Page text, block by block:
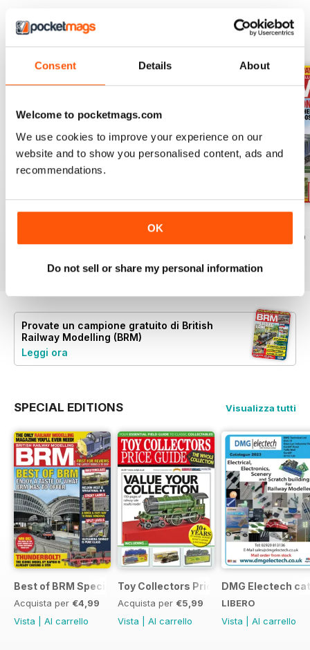
Consent Details About
Welcome to pocketmags.com
We use cookies to improve your experience on our
website and to show you personalised content, ads and
recommendations.
OK
Do not sell or share my personal information
€7,99
Provate un campione gratuito di British
Railway Modelling (BRM)
Leggi ora
SPECIAL EDITIONS Visualizza tutti
Best of BRM Special Issue
Acquista per €4,99
Vista
Al carrello
Toy Collectors Price Guide (Trains)
Acquista per €5,99
Vista
Al carrello
DMG Electech
LIBERO
Vista
Al carrello